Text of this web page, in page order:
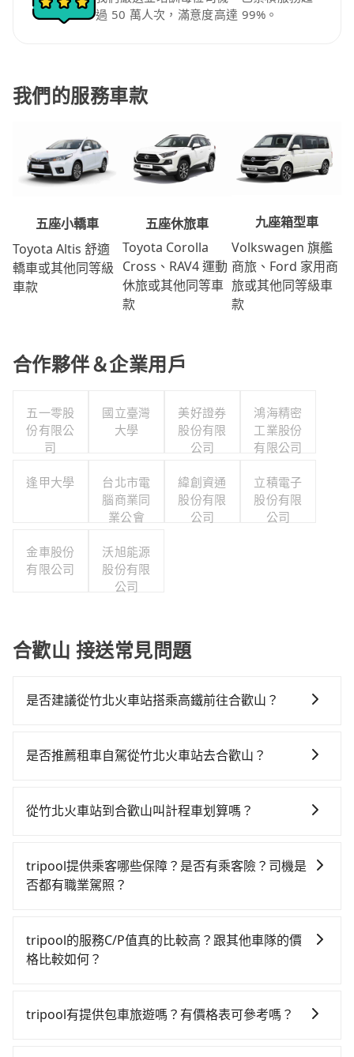
過 50 萬人次，滿意度高達 99%。
我們的服務車款
五座小轎車
Toyota Altis 舒適
轎車或其他同等級
車款
五座休旅車
Toyota Corolla
Cross、RAV4 運動
休旅或其他同等車
款
九座箱型車
Volkswagen 旗艦
商旅、Ford 家用商
旅或其他同等級車
款
合作夥伴＆企業用戶
五一零股
份有限公
司
國立臺灣
大學
美好證券
股份有限
公司
鴻海精密
工業股份
有限公司
逢甲大學
台北市電
腦商業同
業公會
緯創資通
股份有限
公司
立積電子
股份有限
公司
金車股份
有限公司
沃旭能源
股份有限
公司
合歡山 接送常見問題
是否建議從竹北火車站搭乘高鐵前往合歡山？
貴，且難叫計程車前往高鐵站！從最早07:02一直到
高鐵站，接著在站內購買高鐵票、通過閘口、並在月台
人票價410元，再用10分鐘出站、等待車站前排班的計
程車，搭上小黃後約花100分鐘、車費3,200元後，抵達
為2,010元。不過新竹縣領有合法執照的計程車僅有700
多輛，計程車的密度為雙北的1.3%，換句話說，臨時要
費時2小時32分鐘。長距離移動確實搭乘高鐵可以比坐車
是否推薦租車自駕從竹北火車站去合歡山？
時不需要閉目養神（因為要自己開車），最重要的是你
$115~205承租小轎車，每公里再額外加收$3.2，從竹北
火車站到合歡山的花費預估為$2,600~3,300（金額差異
估進去，但額外的汽車保險與可能的罰單都需自付。再
者，和運的iRent只提供最基本的車型，如Toyota
擇，而且無人租車最令人詬病的就是車況，打開車門才
從竹北火車站到合歡山叫計程車划算嗎？
灣大車隊、Uber、Line Taxi、Yoxi等，如果在路邊攔不
到車，也可考慮打電話至竹北火車站附近的計程車隊，
約tripool可省高達$1,900。但如果你無法提前預約，或
偏好臨時叫車，那要注意新竹縣僅有合法計程車約730
要原路返回，合歡山所在的南投縣的計程車更難叫，該
tripool提供乘客哪些保障？是否有乘客險？司機是
否都有職業駕照？
查，符合職業駕駛資格的司機入隊服務，所提供之車輛
也都經過細心維護及保養，以確保您的乘車安全。
tripool的服務C/P值真的比較高？跟其他車隊的價
格比較如何？
市場上稍具規模且合法經營的業者，有以短程與城市為
tripool有提供包車旅遊嗎？有價格表可參考嗎？